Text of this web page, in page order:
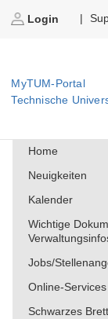
Login |
MyTUM-Portal
Technische
Home
Neuigkeiten
Kalender
Wichtige
Jobs/
Online-
Schwarzes Brett